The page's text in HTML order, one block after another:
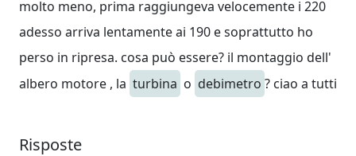
molto meno, prima raggiungeva velocemente i 220
adesso arriva lentamente ai 190 e soprattutto ho
perso in ripresa. cosa può essere? il montaggio dell'
albero motore , la turbina o debimetro ? ciao a tutti
Risposte